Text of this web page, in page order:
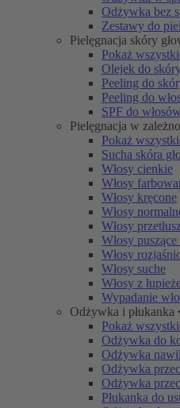
Odżywka bez
Zestawy do
Pielęgnacja skóry
Pokaż
Olejek do
Peeling do
Peeling do
SPF do włosów
Pielęgnacja w
Pokaż
Sucha skóra
Włosy cienkie
Włosy
Włosy kręcone
Włosy
Włosy
Włosy puszące
Włosy
Włosy suche
Włosy z
Wypadanie
Odżywka i płukanka
Pokaż
Odżywka do
Odżywka
Odżywka
Odżywka
Płukanka do